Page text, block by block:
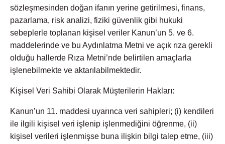
sözleşmesinden doğan ifanın yerine getirilmesi, finans,
pazarlama, risk analizi, fiziki güvenlik gibi hukuki
sebeplerle toplanan kişisel veriler Kanun’un 5. ve 6.
maddelerinde ve bu Aydınlatma Metni ve açık rıza gerekli
olduğu hallerde Rıza Metni’nde belirtilen amaçlarla
işlenebilmekte ve aktarılabilmektedir.
Kişisel Veri Sahibi Olarak Müşterilerin Hakları:
Kanun’un 11. maddesi uyarınca veri sahipleri; (i) kendileri
ile ilgili kişisel veri işlenip işlenmediğini öğrenme, (ii)
kişisel verileri işlenmişse buna ilişkin bilgi talep etme, (iii)